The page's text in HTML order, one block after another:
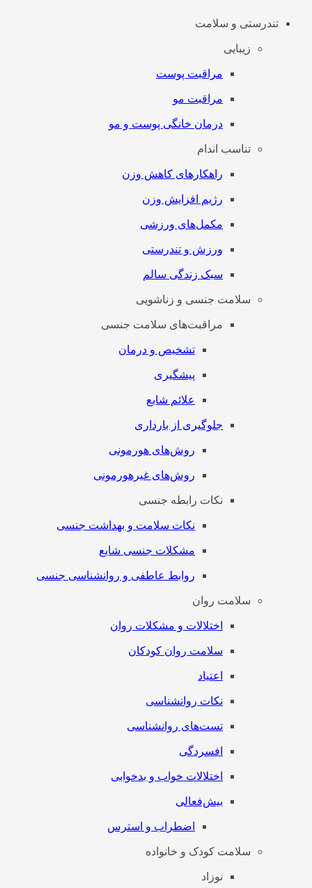
تندرستی و سلامت
زیبایی
مراقبت پوست
مراقبت مو
درمان خانگی پوست و مو
تناسب اندام
راهکارهای کاهش وزن
رژیم افزایش وزن
مکمل‌های ورزشی
ورزش و تندرستی
سبک زندگی سالم
سلامت جنسی و زناشویی
مراقبت‌های سلامت جنسی
تشخیص و درمان
پیشگیری
علائم شایع
جلوگیری از بارداری
روش‌های هورمونی
روش‌های غیرهورمونی
نکات رابطه جنسی
نکات سلامت و بهداشت جنسی
مشکلات جنسی شایع
روابط عاطفی و روانشناسی جنسی
سلامت روان
اختلالات و مشکلات روان
سلامت روان کودکان
اعتیاد
نکات روانشناسی
تست‌های روانشناسی
افسردگی
اختلالات خواب و بدخوابی
بیش‌فعالی
اضطراب و استرس
سلامت کودک و خانواده
نوزاد